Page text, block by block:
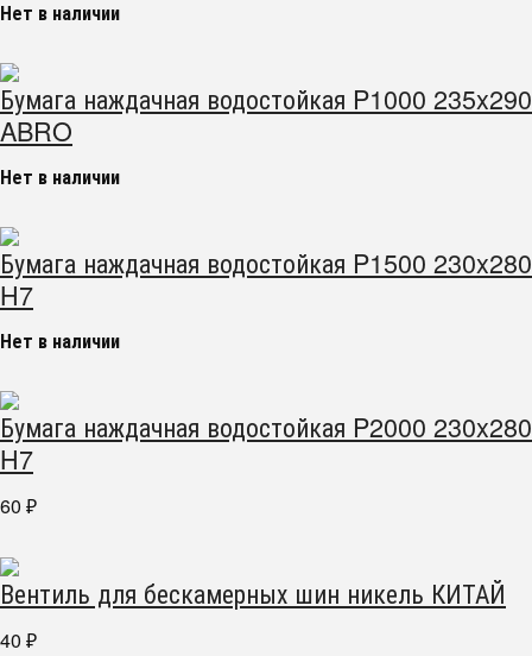
Нет в наличии
Бумага наждачная водостойкая P1000 235x290
ABRO
Нет в наличии
Бумага наждачная водостойкая P1500 230x280
H7
Нет в наличии
Бумага наждачная водостойкая P2000 230x280
H7
60 ₽
Вентиль для бескамерных шин никель КИТАЙ
40 ₽